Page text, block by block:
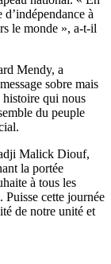
à
le monde », a-t-il
Mendy, a
sobre mais
qui nous
du peuple
Malick Diouf,
la portée
à tous les
Puisse cette journée
de notre unité et